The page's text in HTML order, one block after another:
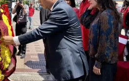
기술